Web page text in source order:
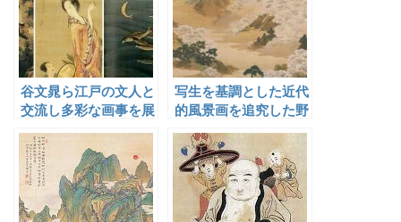
谷文晁ら江戸の文人と
交流し多彩な画事を展
開した小泉斐
写生を基調とした近代
的風景画を追究した野
村文挙